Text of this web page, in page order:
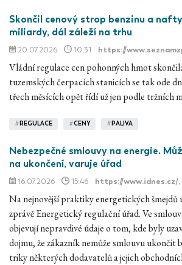
Skončil cenový strop benzinu a
miliardy, dál záleží na trhu
20.07.2026 10:31 https://
Vládní regulace cen pohonných hmot
tuzemských čerpacích stanicích se tak ode
třech měsících opět řídí už jen podle tržních
# REGULACE #CENY # PALIVA
Nebezpečné smlouvy na energie.
na ukončení, varuje úřad
16.07.2026 15:46 https://www.idnes.cz/
Na nejnovější praktiky energetických šmejdů
zprávě Energetický regulační úřad. Ve
objevují nepravdivé údaje o tom, kde byly
dojmu, že zákazník nemůže smlouvu ukončit
triky některých dodavatelů a jejich